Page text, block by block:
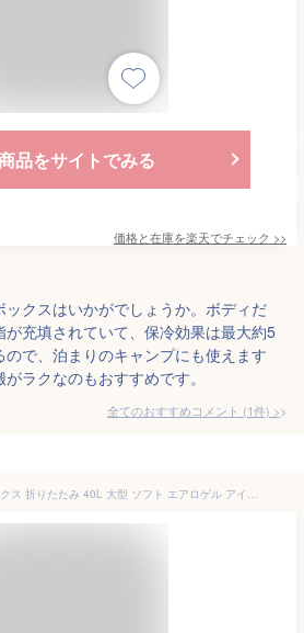
品をサイトでみる
価格と在庫を楽天でチェック >>
ックスはいかがでしょうか。ボディだ
充填されていて、保冷効果は最大約5
ので、泊まりのキャンプにも使えます
ラクなのもおすすめです。
全てのおすすめコメント (1件) >
【公式】クーラーボックス 折りたたみ 40L 大型 ソフト エアロゲル アイリスオーヤマ HUGEL 保冷力 部活 ソフトクーラーボックス アウトドア クーラーバッグ スポーツ 保冷バッグ キャンプ ソフトクーラー ソフトタイプ 釣り